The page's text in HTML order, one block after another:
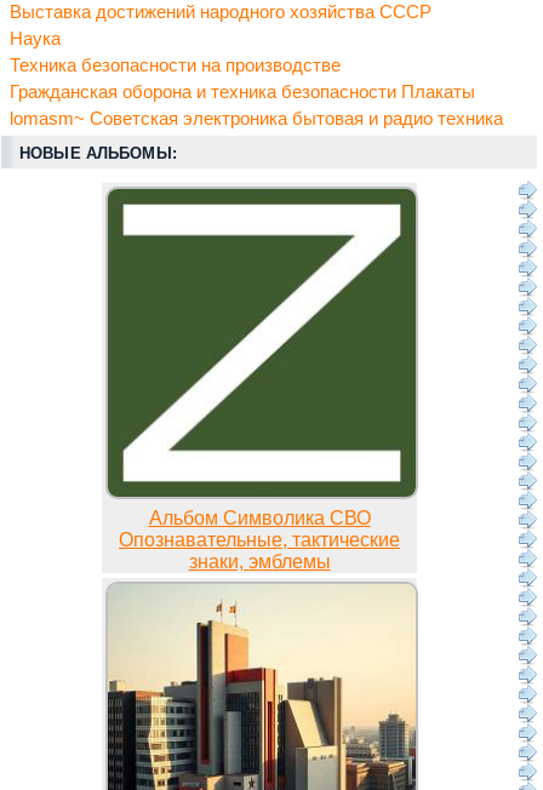
Выставка достижений народного хозяйства СССР
Наука
Техника безопасности на производстве
Гражданская оборона и техника безопасности Плакаты
lomasm~ Советская электроника бытовая и радио техника
НОВЫЕ АЛЬБОМЫ:
Альбом Символика СВО
Опознавательные, тактические
знаки, эмблемы